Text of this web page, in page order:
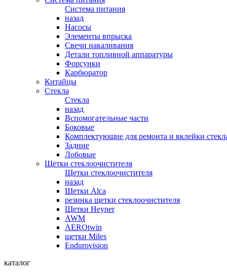
Система питания
назад
Насосы
Элементы впрыска
Свечи накаливания
Детали топливной аппаратуры
Форсунки
Карбюратор
Китайцы
Стекла
Стекла
назад
Вспомогательные части
Боковые
Комплектующие для ремонта и вклейки
Задние
Лобовые
Щетки стеклоочистителя
Щетки стеклоочистителя
назад
Щетки Alca
резинка щетки стеклоочистителя
Щетки Heyner
AWM
AEROtwin
щетки Miles
Endurovision
каталог